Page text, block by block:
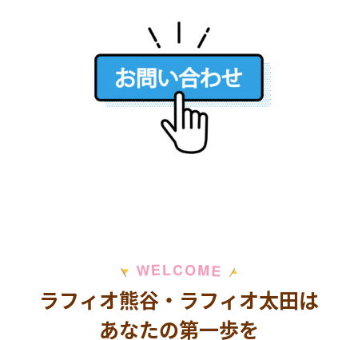
WELCOME
ラフィオ熊谷・ラフィオ太田は
あなたの第一歩を